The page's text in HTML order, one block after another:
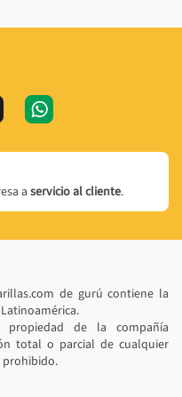
aservicio al cliente.
de gurú contiene la
propiedad de la compañía
total o parcial de cualquier
prohibido.